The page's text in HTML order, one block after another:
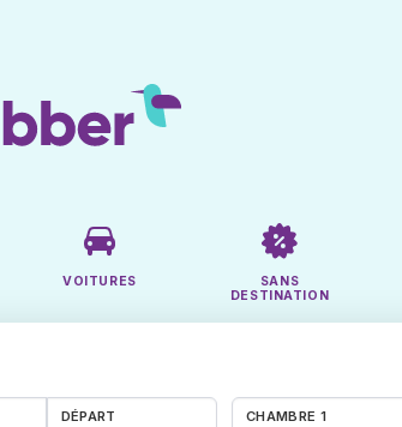
VOITURES
SANS
DESTINATION
DÉPART CHAMBRE 1